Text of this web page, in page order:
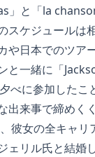
」と「la
スケジュールは
や日本でのツア
と一緒に「
べに参加したこ
出来事で締めく
彼女の全キャリ
ェリル氏と結婚